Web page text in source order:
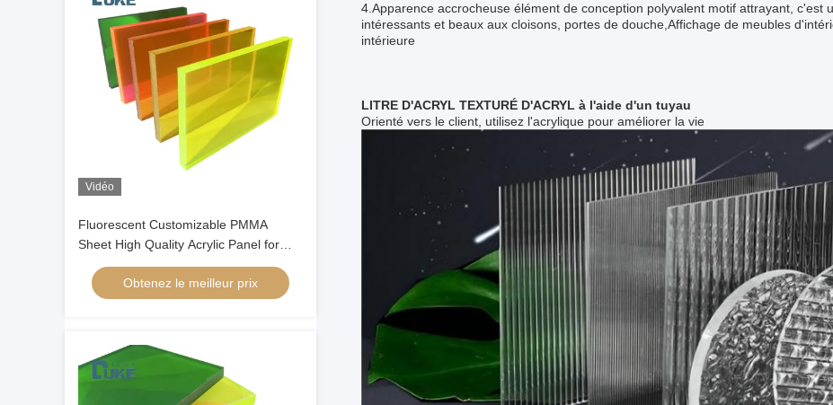
Vidéo
Fluorescent Customizable PMMA
Sheet High Quality Acrylic Panel for
LED Advertising Light Box Signs
Obtenez le meilleur prix
4.Apparence accrocheuse élément de conception polyvalent motif attrayant, c'est
intéressants et beaux aux cloisons, portes de douche,Affichage de meubles
intérieure
LITRE D'ACRYL TEXTURÉ D'ACRYL à l'aide d'un tuyau
Orienté vers le client, utilisez l'acrylique pour améliorer la vie